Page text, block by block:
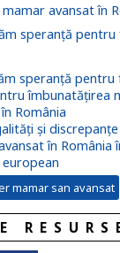
avansat în
speranță pentru
speranță pentru
îmbunatățirea
România
și
în România
mamar san avansat